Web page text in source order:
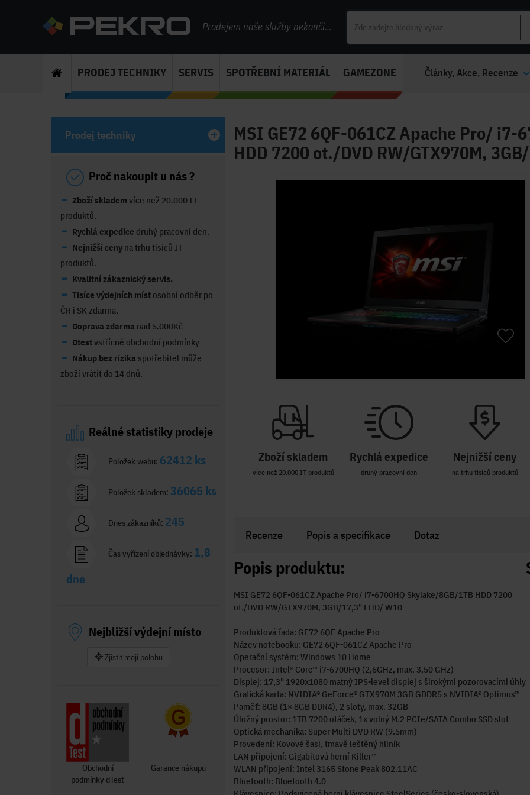
Prodejem naše služby nekončí...
PRODEJ TECHNIKY SERVIS SPOTŘEBNÍ MATERIÁL GAMEZONE Články, Akce, Recenze
MSI GE72 6QF-061CZ Apache Pro/
HDD 7200 ot./DVD RW/GTX970M, 3GB/
Zboží skladem
více než 20.000 IT produktů
Rychlá expedice
druhý pracovní den
Nejnižší ceny
na trhu tisíců produktů
Recenze Popis a specifikace Dotaz
Popis produktu:
MSI GE72 6QF-061CZ Apache Pro/ i7-6700HQ Skylake/8GB/1TB HDD 7200
ot./DVD RW/GTX970M, 3GB/17,3" FHD/ W10
Produktová řada: GE72 6QF Apache Pro
Název notebooku: GE72 6QF-061CZ Apache Pro
Operační systém: Windows 10 Home
Procesor: Intel® Core™ i7-6700HQ (2,6GHz, max. 3,50 GHz)
Displej: 17,3" 1920x1080 matný IPS-level displej s širokými pozorovacími úhly
Grafická karta: NVIDIA® GeForce® GTX970M 3GB GDDR5 s NVIDIA® Optimus™
Paměť: 8GB (1× 8GB DDR4), 2 sloty, max. 32GB
Úložný prostor: 1TB 7200 otáček, 1x volný M.2 PCIe/SATA Combo SSD slot
Optická mechanika: Super Multi DVD RW (9.5mm)
Provedení: Kovové šasi, tmavě leštěný hliník
LAN připojení: Gigabitová herní Killer™
WLAN připojení: Intel 3165 Stone Peak 802.11AC
Bluetooth: Bluetooth 4.0
Prodej techniky
Proč nakoupit u nás ?
Zboží skladem více než 20.000 IT
produktů.
Rychlá expedice druhý pracovní den.
Nejnižší ceny na trhu tisíců IT
produktů.
Kvalitní zákaznický servis.
Tisíce výdejních míst osobní odběr po
ČR i SK zdarma.
Doprava zdarma nad 5.000Kč
Dtestvstřícné obchodní podmínky
Nákup bez rizika spotřebitel může
zboží vrátit do 14 dnů.
Reálné statistiky prodeje
Položek webu: 62412 ks
Položek skladem: 36065 ks
Dnes zákazníků: 245
Čas vyřízení objednávky: 1,8
dne
Nejbližší výdejní místo
Zjistit moji polohu
Obchodní
podmínky dTest
Garance nákupu